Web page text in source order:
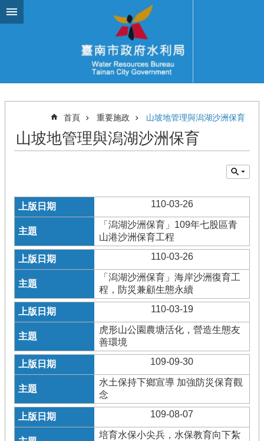
跳到主要內容區塊
首頁 重要施政 山坡地管理與潟湖沙洲保育
山坡地管理與潟湖沙洲保育
110-03-26
「潟湖沙洲保育」109年七股區青
山港沙洲保育工程
110-03-26
「潟湖沙洲保育」海岸沙洲復育工
程，防災兼顧生態永續
110-03-19
虎形山公園農塘活化，營造生態友
善環境
109-09-30
水土保持下鄉宣導 加強防災保育觀
念
109-08-07
培育水保小尖兵，水保教育向下紮